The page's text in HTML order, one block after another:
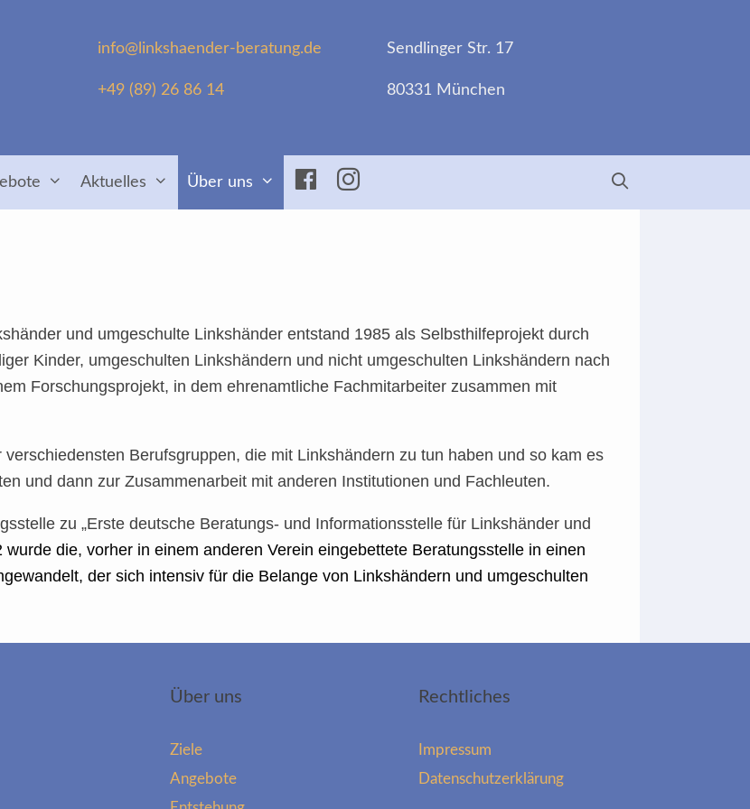
info@linkshaender-beratung.de
+49 (89) 26 86 14
Sendlinger Str. 17
80331 München
Aktuelles Über uns Facebook
Insta
und umgeschulte Linkshänder entstand 1985 als Selbsthilfeprojekt durch
Kinder, umgeschulten Linkshändern und nicht umgeschulten Linkshändern nach
Forschungsprojekt, in dem ehrenamtliche Fachmitarbeiter zusammen mit
Berufsgruppen, die mit Linkshändern zu tun haben und so kam es
und dann zur Zusammenarbeit mit anderen Institutionen und Fachleuten.
zu „Erste deutsche Beratungs- und Informationsstelle für Linkshänder und
wurde die, vorher in einem anderen Verein eingebettete Beratungsstelle in einen
der sich intensiv für die Belange von Linkshändern und umgeschulten
Über uns
Ziele
Angebote
Rechtliches
Impressum
Datenschutzerklärung